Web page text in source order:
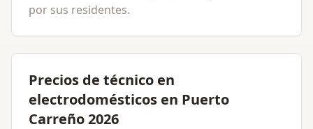
por sus residentes.
Precios de técnico en
electrodomésticos en Puerto
Carreño 2026